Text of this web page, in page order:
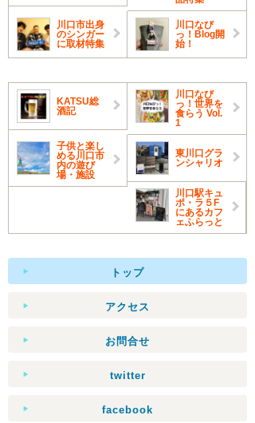
川口市出身
のシンガー
に取材特集
川口なび
っ！Blog開
始！
KATSU総
酒記
川口なび
っ！世界を
食らう Vol.
1
子供と楽し
める川口市
内の遊び
場・施設
東川口グラ
ンシャリオ
川口駅キュ
ポ・ラ５F
にあるカフ
ェふらっと
トップ
アクセス
お問合せ
twitter
facebook